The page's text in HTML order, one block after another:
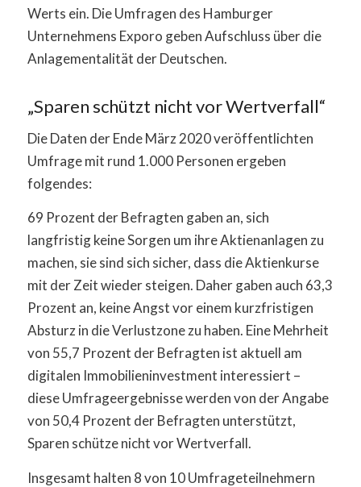
Werts ein. Die Umfragen des Hamburger
Unternehmens Exporo geben Aufschluss über die
Anlagementalität der Deutschen.
„Sparen schützt nicht vor Wertverfall“
Die Daten der Ende März 2020 veröffentlichten
Umfrage mit rund 1.000 Personen ergeben
folgendes:
69 Prozent der Befragten gaben an, sich
langfristig keine Sorgen um ihre Aktienanlagen zu
machen, sie sind sich sicher, dass die Aktienkurse
mit der Zeit wieder steigen. Daher gaben auch 63,3
Prozent an, keine Angst vor einem kurzfristigen
Absturz in die Verlustzone zu haben. Eine Mehrheit
von 55,7 Prozent der Befragten ist aktuell am
digitalen Immobilieninvestment interessiert –
diese Umfrageergebnisse werden von der Angabe
von 50,4 Prozent der Befragten unterstützt,
Sparen schütze nicht vor Wertverfall.
Insgesamt halten 8 von 10 Umfrageteilnehmern